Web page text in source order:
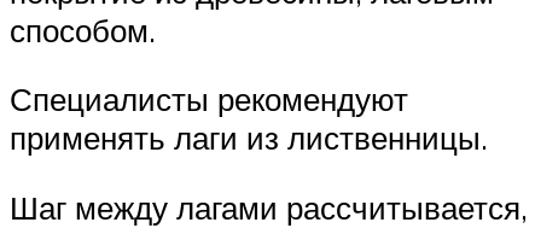
способом.
Специалисты рекомендуют
применять лаги из лиственницы.
Шаг между лагами рассчитывается,